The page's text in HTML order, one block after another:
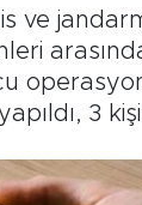
ve
3